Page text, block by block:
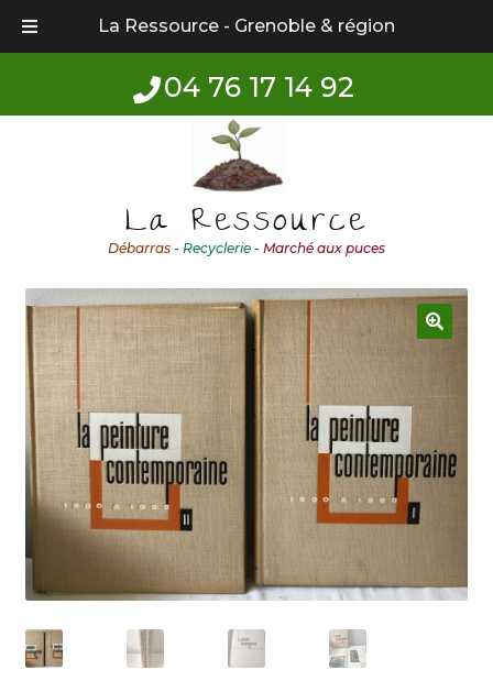
La Ressource - Grenoble & région
04 76 17 14 92
La Ressource
Débarras - Recyclerie - Marché aux puces